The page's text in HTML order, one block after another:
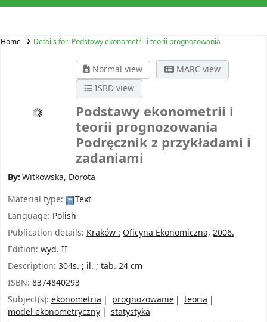
Home Details for: Podstawy ekonometrii i teorii prognozowania
Normal view
MARC view
ISBD view
Podstawy ekonometrii i
teorii prognozowania
Podręcznik z przykładami i
zadaniami
By:Witkowska, Dorota
Material type:
Text
Language: Polish
Publication details: Kraków :Oficyna Ekonomiczna,2006.
Edition: wyd. II
Description: 304s. ; il. ; tab. 24 cm
ISBN: 8374840293
Subject(s): ekonometria prognozowanie
teoria
model ekonometryczny
statystyka